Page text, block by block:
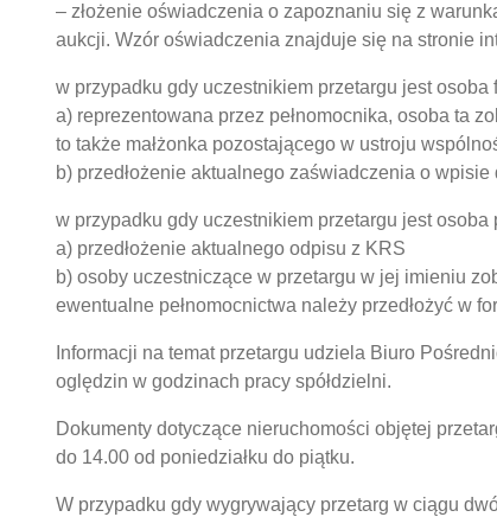
– złożenie oświadczenia o zapoznaniu się z
aukcji. Wzór oświadczenia znajduje się na stronie
w przypadku gdy uczestnikiem przetargu jest osoba
a) reprezentowana przez pełnomocnika, osoba ta
to także małżonka pozostającego w ustroju
b) przedłożenie aktualnego zaświadczenia o
w przypadku gdy uczestnikiem przetargu jest osoba
a) przedłożenie aktualnego odpisu z KRS
b) osoby uczestniczące w przetargu w jej imieniu
ewentualne pełnomocnictwa należy przedłożyć w
Informacji na temat przetargu udziela Biuro
oględzin w godzinach pracy spółdzielni.
Dokumenty dotyczące nieruchomości objętej
do 14.00 od poniedziałku do piątku.
W przypadku gdy wygrywający przetarg w ciągu